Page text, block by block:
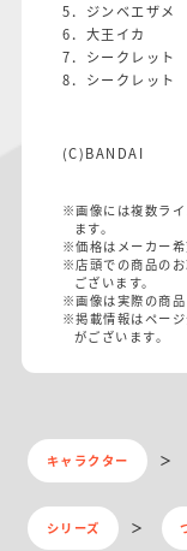
5．ジンベエザメ
6．大王イカ
7．シークレット
8．シークレット
(C)BANDAI
※画像には複数ラ
ます。
※価格はメーカー希
※店頭での商品の
ございます。
※画像は実際の商品
※掲載情報はペー
がございます。
キャラクター
シリーズ